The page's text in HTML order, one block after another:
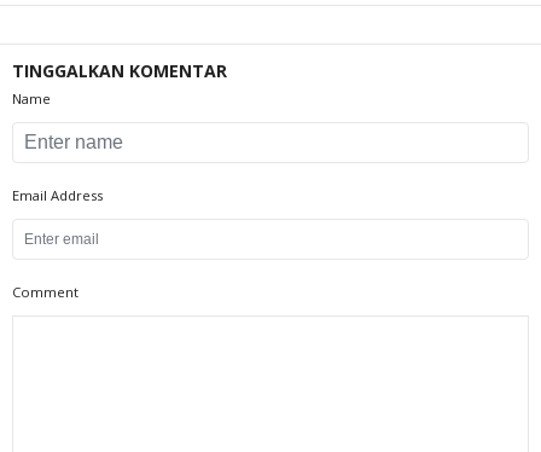
TINGGALKAN KOMENTAR
Name
Email Address
Comment